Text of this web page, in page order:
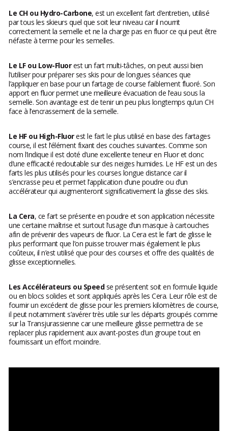
Le CH ou Hydro-Carbone, est un excellent fart d’entretien, utilisé
par tous les skieurs quel que soit leur niveau car il nourrit
correctement la semelle et ne la charge pas en fluor ce qui peut être
néfaste à terme pour les semelles.
Le LF ou Low-Fluorest un fart multi-tâches, on peut aussi bien
l’utiliser pour préparer ses skis pour de longues séances que
l’appliquer en base pour un fartage de course faiblement fluoré. Son
apport en fluor permet une meilleure évacuation de l’eau sous la
semelle. Son avantage est de tenir un peu plus longtemps qu’un CH
face à l’encrassement de la semelle.
Le HF ou High-Fluorest le fart le plus utilisé en base des fartages
course, il est l’élément fixant des couches suivantes. Comme son
nom l’indique il est doté d’une excellente teneur en Fluor et donc
d’une efficacité redoutable sur des neiges humides. Le HF est un des
farts les plus utilisés pour les courses longue distance car il
s’encrasse peu et permet l’application d’une poudre ou d’un
accélérateur qui augmenteront significativement la glisse des skis.
La Cera, ce fart se présente en poudre et son application nécessite
une certaine maîtrise et surtout l’usage d’un masque à cartouches
afin de prévenir des vapeurs de fluor. La Cera est le fart de glisse le
plus performant que l’on puisse trouver mais également le plus
coûteux, il n’est utilisé que pour des courses et offre des qualités de
glisse exceptionnelles.
Les Accélérateurs ou Speedse présentent soit en formule liquide
ou en blocs solides et sont appliqués après les Cera. Leur rôle est de
fournir un excédent de glisse pour les premiers kilomètres de course,
il peut notamment s’avérer très utile sur les départs groupés comme
sur la Transjurassienne car une meilleure glisse permettra de se
replacer plus rapidement aux avant-postes d’un groupe tout en
fournissant un effort moindre.